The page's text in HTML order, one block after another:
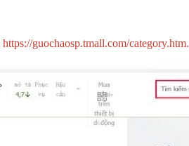
https://guochaosp.tmall.com/category.htm.